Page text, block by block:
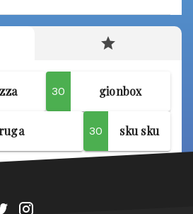
30 gionbox
30 sku sku